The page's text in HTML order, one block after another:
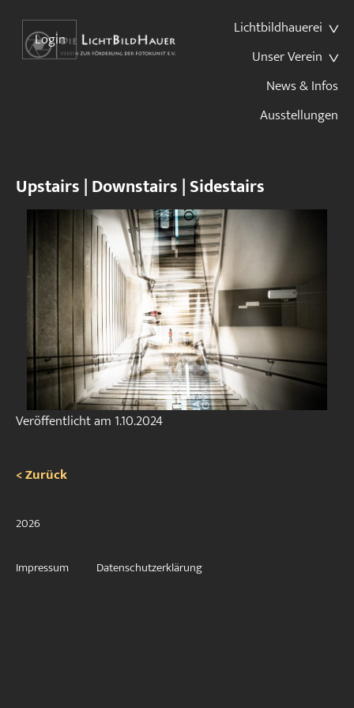
Lichtbildhauerei
Unser Verein
News & Infos
Ausstellungen
Login
Upstairs | Downstairs | Sidestairs
Veröffentlicht am 1.10.2024
< Zurück
2026
Impressum Datenschutzerklärung